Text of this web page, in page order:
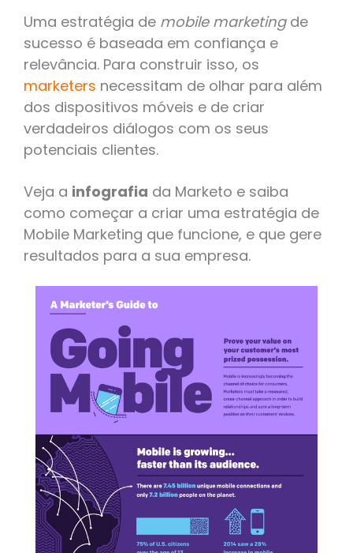
Uma estratégia de mobile marketingde
sucesso é baseada em confiança e
relevância. Para construir isso, os
marketers necessitam de olhar para além
dos dispositivos móveis e de criar
verdadeiros diálogos com os seus
potenciais clientes.
Veja a infografia da Marketo e saiba
como começar a criar uma estratégia de
Mobile Marketing que funcione, e que gere
resultados para a sua empresa.